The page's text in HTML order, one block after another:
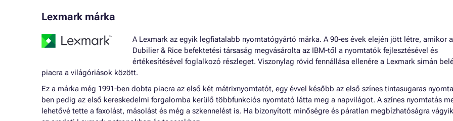
Lexmark márka
A Lexmark az egyik legfiatalabb nyomtatógyártó márka. A 90-es évek elején jött létre, amikor
Dubilier & Rice befektetési társaság megvásárolta az IBM-től a nyomtatók fejlesztésével és
értékesítésével foglalkozó részleget. Viszonylag rövid fennállása ellenére a Lexmark simán
piacra a világóriások között.
Ez a márka még 1991-ben dobta piacra az első két mátrixnyomtatót, egy évvel később az első színes tintasugaras
ben pedig az első kereskedelmi forgalomba kerülő többfunkciós nyomtató látta meg a napvilágot. A színes nyomtatás
lehetővé tette a faxolást, másolást és még a szkennelést is. Ha bizonyított minőségre és páratlan megbízhatóságra